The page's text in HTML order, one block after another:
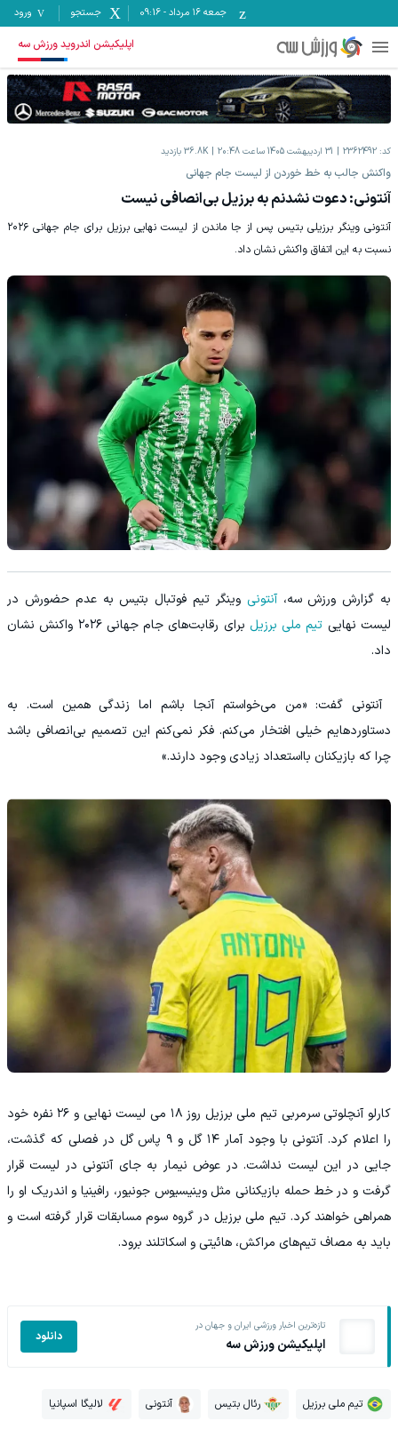
جمعه ۱۶ مرداد -
09:16 جستجو ورود
اپلیکیشن اندروید ورزش سه
کد: 2362492 31 اردیبهشت 1405 ساعت 20:48 36.8K بازدید
‫واکنش جالب به خط خوردن از لیست جام جهانی
‫آنتونی: دعوت نشدنم به برزیل بی‌انصافی نیست
‫آنتونی وینگر برزیلی بتیس پس از جا ماندن از لیست نهایی برزیل برای جام جهانی ۲۰۲۶
نسبت به این اتفاق واکنش نشان داد.
‫به گزارش ورزش سه،آنتونی وینگر تیم فوتبال بتیس به عدم حضورش در
لیست نهایی تیم ملی برزیل
برای رقابت‌های جام جهانی ۲۰۲۶ واکنش نشان
داد.
‫ آنتونی گفت: «من می‌خواستم آنجا باشم اما زندگی همین است. به
دستاوردهایم خیلی افتخار می‌کنم. فکر نمی‌کنم این تصمیم بی‌انصافی باشد
چرا که بازیکنان بااستعداد زیادی وجود دارند.»
‫کارلو آنچلوتی سرمربی تیم ملی برزیل روز ۱۸ می لیست نهایی و ۲۶ نفره خود
را اعلام کرد. آنتونی با وجود آمار ۱۴ گل و ۹ پاس گل در فصلی که گذشت،
جایی در این لیست نداشت. در عوض نیمار به جای آنتونی در لیست قرار
گرفت و در خط حمله بازیکنانی مثل وینیسیوس جونیور، رافینیا و اندریک او را
همراهی خواهند کرد. تیم ملی برزیل در گروه سوم مسابقات قرار گرفته است و
باید به مصاف تیم‌های مراکش، هائیتی و اسکاتلند برود.
تازه‌ترین اخبار ورزشی ایران و جهان در
اپلیکیشن ورزش سه دانلود
تیم ملی برزیل رئال بتیس آنتونی لالیگا اسپانیا